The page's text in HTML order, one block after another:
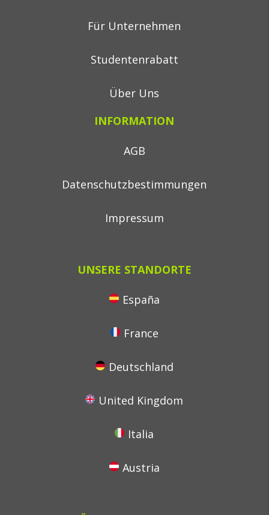
Für Unternehmen
Studentenrabatt
Über Uns
INFORMATION
AGB
Datenschutzbestimmungen
Impressum
UNSERE STANDORTE
España
France
Deutschland
United Kingdom
Italia
Austria